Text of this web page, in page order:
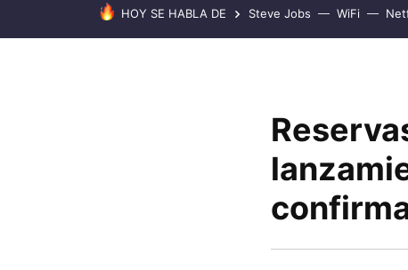
HOY SE HABLA DE Steve Jobs WiFi